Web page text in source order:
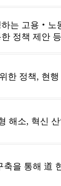
는 고용‧노
정책 제안 등
한 정책, 현
해소, 혁신
을 통해 道